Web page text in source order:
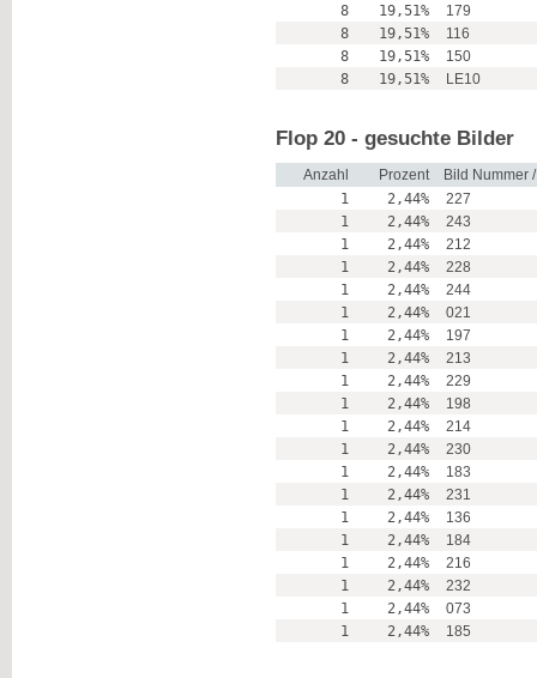
8
19,51%
179
8
19,51%
116
8
19,51%
150
8
19,51% LE10
Flop 20 - gesuchte Bilder
Anzahl Prozent
Bild Nummer
1
2,44%
227
1
2,44%
243
1
2,44%
212
1
2,44%
228
1
2,44%
244
1
2,44%
021
1
2,44%
197
1
2,44%
213
1
2,44%
229
1
2,44%
198
1
2,44%
214
1
2,44%
230
1
2,44%
183
1
2,44%
231
1
2,44%
136
1
2,44%
184
1
2,44%
216
1
2,44%
232
1
2,44%
073
1
2,44% 185